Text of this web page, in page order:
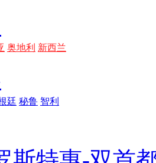
奥地利 新西兰
廷 秘鲁 智利